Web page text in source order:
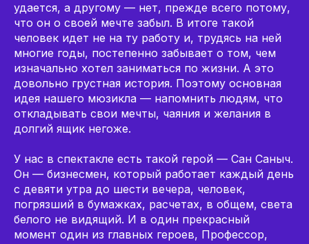
удается, а другому — нет, прежде всего потому,
что он о своей мечте забыл. В итоге такой
человек идет не на ту работу и, трудясь на ней
многие годы, постепенно забывает о том, чем
изначально хотел заниматься по жизни. А это
довольно грустная история. Поэтому основная
идея нашего мюзикла — напомнить людям, что
откладывать свои мечты, чаяния и желания в
долгий ящик негоже.
У нас в спектакле есть такой герой — Сан Саныч.
Он — бизнесмен, который работает каждый день
с девяти утра до шести вечера, человек,
погрязший в бумажках, расчетах, в общем, света
белого не видящий. И в один прекрасный
момент один из главных героев, Профессор,